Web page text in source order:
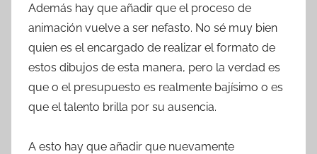
Además hay que añadir que el proceso de
animación vuelve a ser nefasto. No sé muy bien
quien es el encargado de realizar el formato de
estos dibujos de esta manera, pero la verdad es
que o el presupuesto es realmente bajísimo o es
que el talento brilla por su ausencia.
A esto hay que añadir que nuevamente